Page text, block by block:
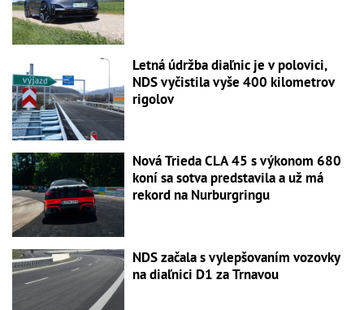
Letná údržba diaľnic je v polovici,
NDS vyčistila vyše 400 kilometrov
rigolov
Nová Trieda CLA 45 s výkonom 680
koní sa sotva predstavila a už má
rekord na Nurburgringu
NDS začala s vylepšovaním vozovky
na diaľnici D1 za Trnavou